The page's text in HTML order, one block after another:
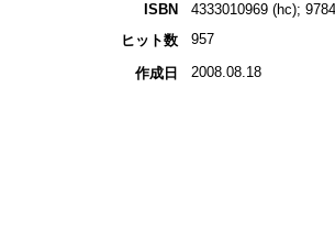
ISBN
4333010969 (hc);
ヒット数
957
作成日 2008.08.18